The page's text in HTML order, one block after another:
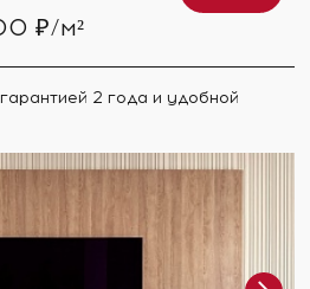
₽/м²
2 года и удобной